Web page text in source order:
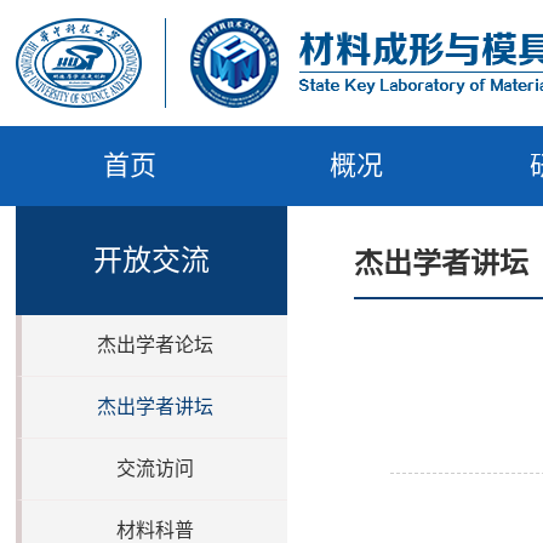
首页 概况
开放交流
杰出学者论坛
杰出学者讲坛
交流访问
材料科普
杰出学者讲坛